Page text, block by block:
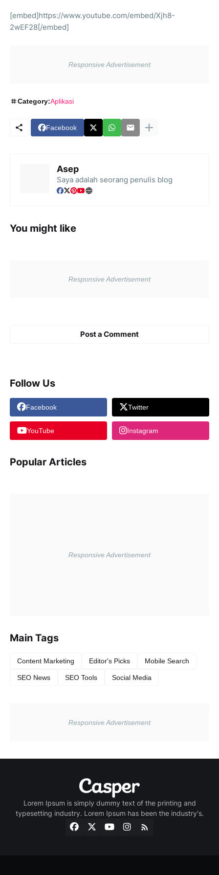
[embed]https://www.youtube.com/embed/Xjh8-
2wEF28[/embed]
Category:Aplikasi
Facebook
Asep
Saya adalah seorang penulis blog
You might like
Post a Comment
Follow Us
Facebook Twitter
YouTube Instagram
Popular Articles
Main Tags
Content Marketing Editor's Picks Mobile Search
SEO News SEO Tools Social Media
Lorem Ipsum is simply dummy text of the printing and
typesetting industry. Lorem Ipsum has been the industry's.